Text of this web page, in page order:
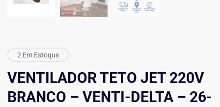
2 Em Estoque
VENTILADOR TETO JET 220V
BRANCO – VENTI-DELTA – 26-